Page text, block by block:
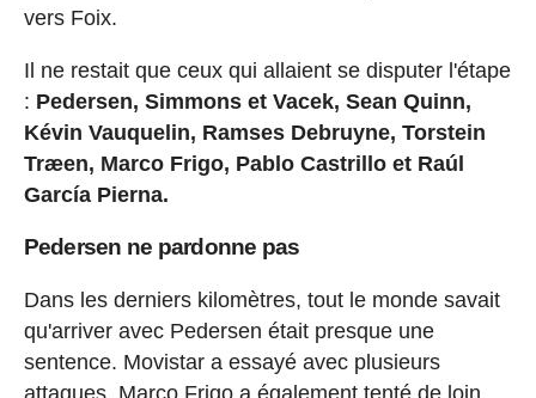
vers Foix.
Il ne restait que ceux qui allaient se disputer l'étape
: Pedersen, Simmons et Vacek, Sean Quinn,
Kévin Vauquelin, Ramses Debruyne, Torstein
Træen, Marco Frigo, Pablo Castrillo et Raúl
García Pierna.
Pedersen ne pardonne pas
Dans les derniers kilomètres, tout le monde savait
qu'arriver avec Pedersen était presque une
sentence. Movistar a essayé avec plusieurs
attaques, Marco Frigo a également tenté de loin,